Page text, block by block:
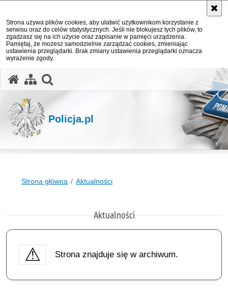
Strona używa plików cookies, aby ułatwić użytkownikom korzystanie z
serwisu oraz do celów statystycznych. Jeśli nie blokujesz tych plików, to
zgadzasz się na ich użycie oraz zapisanie w pamięci urządzenia.
Pamiętaj, że możesz samodzielnie zarządzać cookies, zmieniając
ustawienia przeglądarki. Brak zmiany ustawienia przeglądarki oznacza
wyrażenie zgody.
Policja.pl
Strona główna Aktualności
Aktualności
Strona znajduje się w archiwum.